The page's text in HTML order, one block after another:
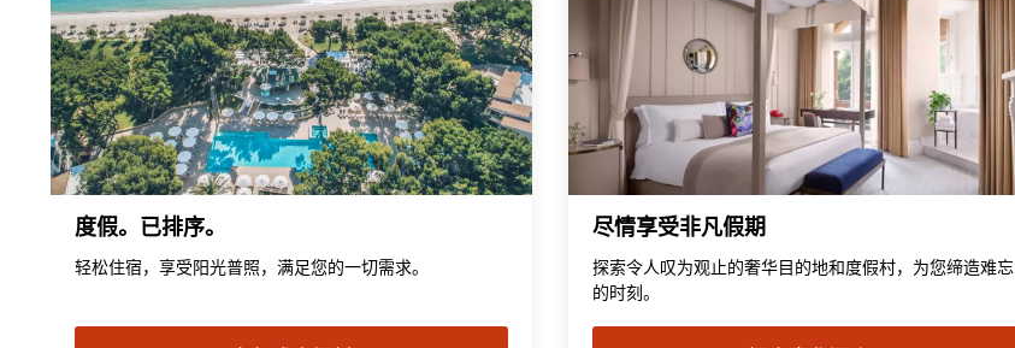
度假。已排序。
轻松住宿，享受阳光普照，满足您的一切需求。
尽情享受非凡假期
探索令人叹为观止的奢华目的地和度假村，为您缔造难忘
的时刻。